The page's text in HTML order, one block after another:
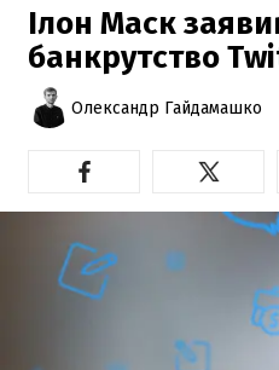
Ілон Маск
банкрутство
Олександр Гайдамашко